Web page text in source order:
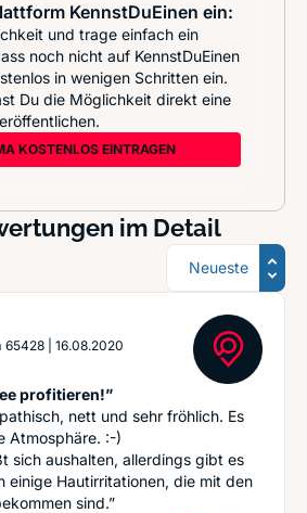
KennstDuEinen ein:
und trage einfach ein
noch nicht auf KennstDuEinen
in wenigen Schritten ein.
Du die Möglichkeit direkt eine
KOSTENLOS EINTRAGEN
im Detail
Sortierung
65428 16.08.2020
profitieren!”
nett und sehr fröhlich. Es
Atmosphäre. :-)
sich aushalten, allerdings gibt es
einige Hautirritationen, die mit den
sind.”